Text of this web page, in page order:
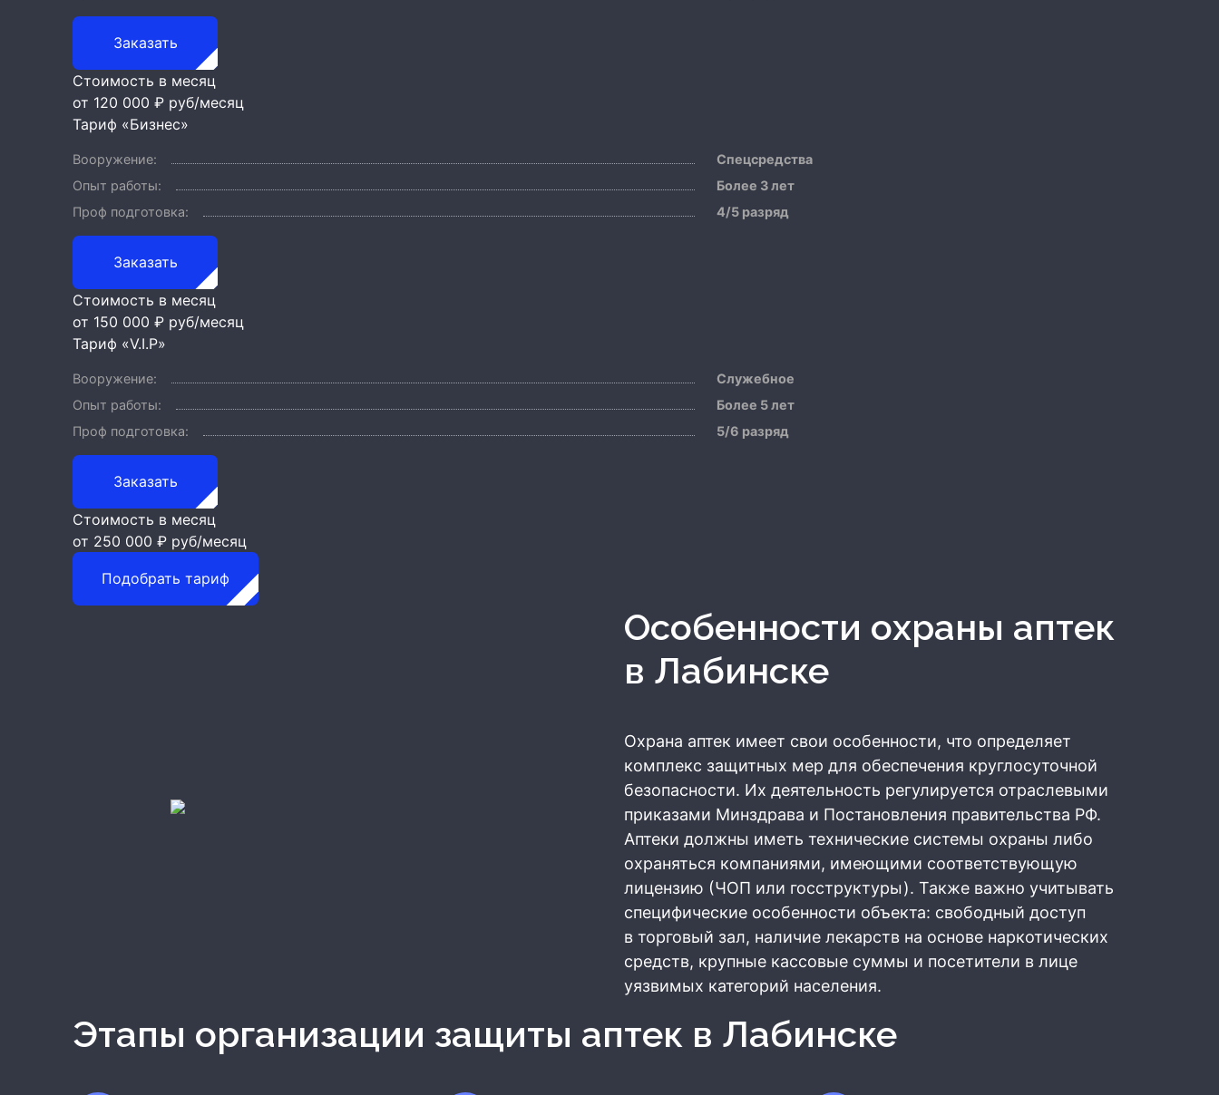
Заказать
Стоимость в месяц
от 120 000 ₽ руб/месяц
Тариф «Бизнес»
Вооружение:
Спецсредства
Опыт работы:
Более 3 лет
Проф подготовка:
4/5 разряд
Заказать
Стоимость в месяц
от 150 000 ₽ руб/месяц
Тариф «V.I.P»
Вооружение:
Служебное
Опыт работы:
Более 5 лет
Проф подготовка:
5/6 разряд
Заказать
Стоимость в месяц
от 250 000 ₽ руб/месяц
Подобрать тариф
Особенности охраны аптек
в Лабинске
Охрана аптек имеет свои особенности, что определяет
комплекс защитных мер для обеспечения круглосуточной
безопасности. Их деятельность регулируется отраслевыми
приказами Минздрава и Постановления правительства РФ.
Аптеки должны иметь технические системы охраны либо
охраняться компаниями, имеющими соответствующую
лицензию (ЧОП или госструктуры). Также важно учитывать
специфические особенности объекта: свободный доступ
в торговый зал, наличие лекарств на основе наркотических
средств, крупные кассовые суммы и посетители в лице
уязвимых категорий населения.
Этапы организации защиты аптек в Лабинске